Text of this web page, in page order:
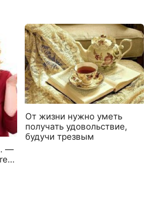
—
От жизни нужно уметь
получать удовольствие,
будучи трезвым